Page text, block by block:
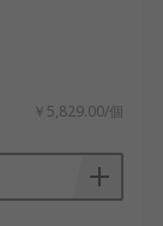
￥5,829.00/個